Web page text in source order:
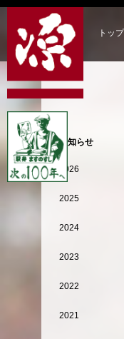
トッ
お知らせ
2026
2025
2024
2023
2022
2021